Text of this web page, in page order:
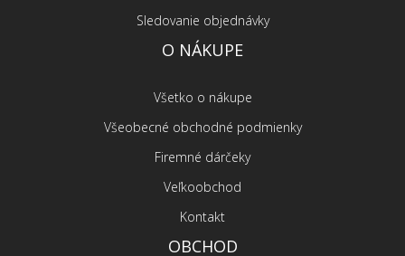
Sledovanie objednávky
O NÁKUPE
Všetko o nákupe
Všeobecné obchodné podmienky
Firemné dárčeky
Veľkoobchod
Kontakt
OBCHOD